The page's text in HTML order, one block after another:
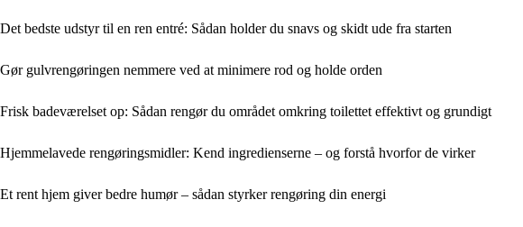
Det bedste udstyr til en ren entré: Sådan holder du snavs og skidt ude fra starten
Gør gulvrengøringen nemmere ved at minimere rod og holde orden
Frisk badeværelset op: Sådan rengør du området omkring toilettet effektivt og grundigt
Hjemmelavede rengøringsmidler: Kend ingredienserne – og forstå hvorfor de virker
Et rent hjem giver bedre humør – sådan styrker rengøring din energi